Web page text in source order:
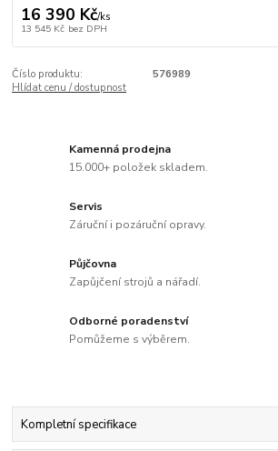
16 390 Kč/ks
13 545 Kč bez DPH
Číslo produktu:
576989
Hlídat cenu / dostupnost
Kamenná prodejna
15.000+ položek skladem.
Servis
Záruční i pozáruční opravy.
Půjčovna
Zapůjčení strojů a nářadí.
Odborné poradenství
Pomůžeme s výběrem.
Kompletní specifikace